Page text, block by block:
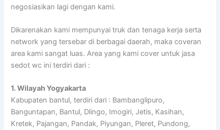
negosiasikan lagi dengan kami.
Dikarenakan kami mempunyai truk dan tenaga kerja serta
network yang tersebar di berbagai daerah, maka coveran
area kami sangat luas. Area yang kami cover untuk jasa
sedot wc ini terdiri dari :
1. Wilayah Yogyakarta
Kabupaten bantul, terdiri dari : Bambanglipuro,
Banguntapan, Bantul, Dlingo, Imogiri, Jetis, Kasihan,
Kretek, Pajangan, Pandak, Piyungan, Pleret, Pundong,